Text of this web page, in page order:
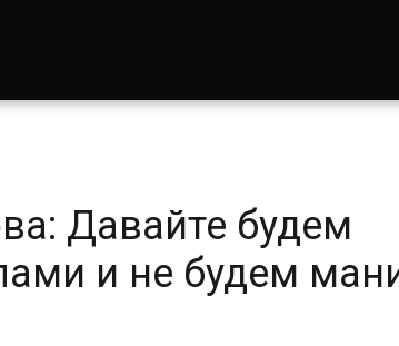
Давайте будем
и не будем